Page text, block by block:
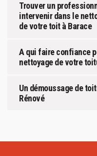
Trouver un
intervenir dans le
de votre toit à Barace
A qui faire confiance
nettoyage de votre
Un démoussage de
Rénové